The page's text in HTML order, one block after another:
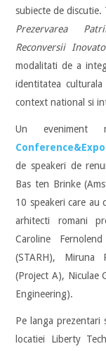
subiecte de discutie.
Prezervarea
Reconversii
modalitati de a
identitatea
context national si
Un eveniment
Conference&Expo
de speakeri de
Bas ten Brinke
10 speakeri care au
arhitecti romani
Caroline
(STARH), Miruna
(Project A), Niculae
Engineering).
Pe langa prezentari
locatiei Liberty